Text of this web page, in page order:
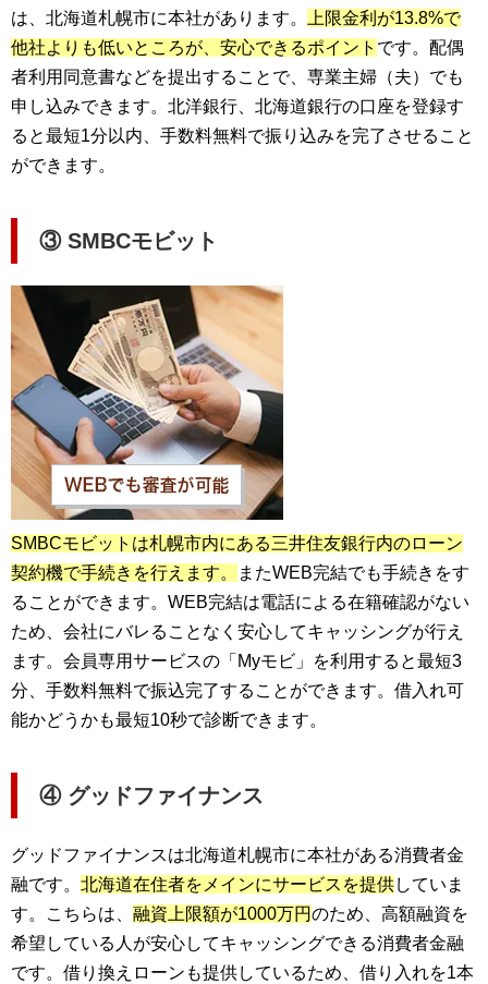
は、北海道札幌市に本社があります。 上限金利が13.8%で
他社よりも低いところが、安心できるポイント です。配偶
者利用同意書などを提出することで、専業主婦（夫）でも
申し込みできます。北洋銀行、北海道銀行の口座を登録す
ると最短1分以内、手数料無料で振り込みを完了させること
ができます。
③ SMBCモビット
SMBCモビットは札幌市内にある三井住友銀行内のローン
契約機で手続きを行えます。
またWEB完結でも手続きをす
ることができます。WEB完結は電話による在籍確認がない
ため、会社にバレることなく安心してキャッシングが行え
ます。会員専用サービスの「Myモビ」を利用すると最短3
分、手数料無料で振込完了することができます。借入れ可
能かどうかも最短10秒で診断できます。
④ グッドファイナンス
グッドファイナンスは北海道札幌市に本社がある消費者金
融です。 北海道在住者をメインにサービスを提供していま
す。こちらは、 融資上限額が1000万円のため、高額融資を
希望している人が安心してキャッシングできる消費者金融
です。借り換えローンも提供しているため、借り入れを1本